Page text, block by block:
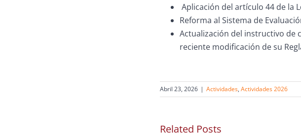
Aplicación del artículo 44 de la
Reforma al Sistema de
Actualización del instructivo de
reciente modificación de su
Abril 23, 2026 | Actividades, Actividades 2026
Related Posts